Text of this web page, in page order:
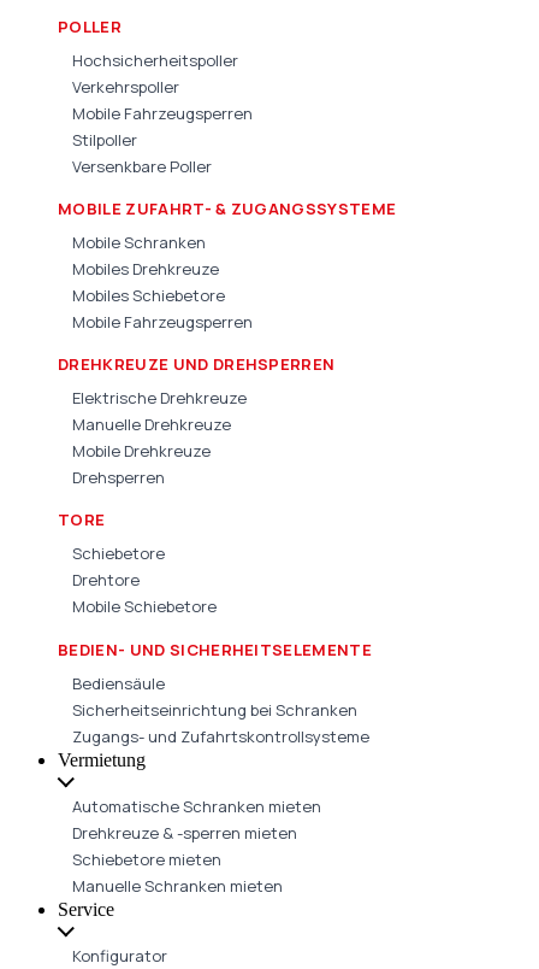
POLLER
Hochsicherheitspoller
Verkehrspoller
Mobile Fahrzeugsperren
Stilpoller
Versenkbare Poller
MOBILE ZUFAHRT- & ZUGANGSSYSTEME
Mobile Schranken
Mobiles Drehkreuze
Mobiles Schiebetore
Mobile Fahrzeugsperren
DREHKREUZE UND DREHSPERREN
Elektrische Drehkreuze
Manuelle Drehkreuze
Mobile Drehkreuze
Drehsperren
TORE
Schiebetore
Drehtore
Mobile Schiebetore
BEDIEN- UND SICHERHEITSELEMENTE
Bediensäule
Sicherheitseinrichtung bei Schranken
Zugangs- und Zufahrtskontrollsysteme
Vermietung
Automatische Schranken mieten
Drehkreuze & -sperren mieten
Schiebetore mieten
Manuelle Schranken mieten
Service
Konfigurator